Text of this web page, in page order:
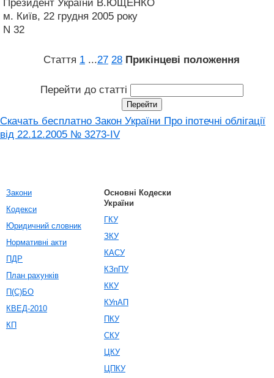
Президент України В.ЮЩЕНКО
м. Київ, 22 грудня 2005 року
N 32
Стаття 1 ...27 28 Прикінцеві положення
Перейти до статті
Скачать бесплатно Закон України Про іпотечні облігації
від 22.12.2005 № 3273-IV
Закони
Кодекси
Юридичний словник
Нормативні акти
ПДР
План рахунків
П(С)БО
КВЕД-2010
КП
Основні Кодески
України
ГКУ
ЗКУ
КАСУ
КЗпПУ
ККУ
КУпАП
ПКУ
СКУ
ЦКУ
ЦПКУ